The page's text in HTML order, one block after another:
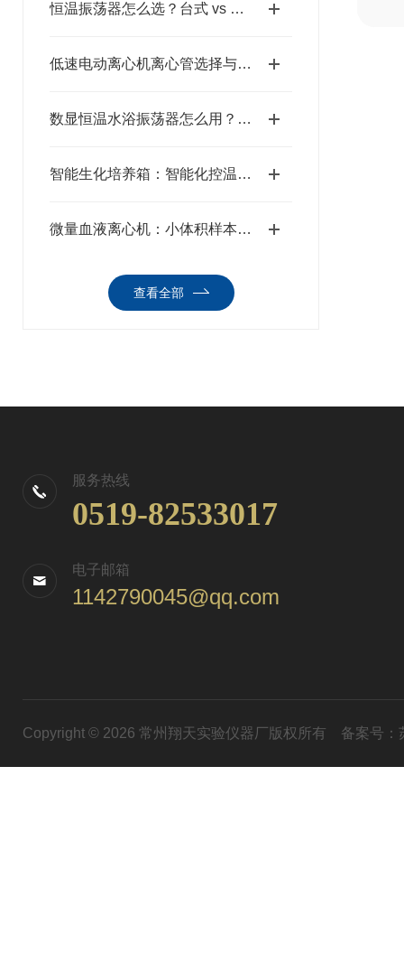
恒温振荡器怎么选？台式 vs 立式，气浴 vs 水浴，看完这篇不再纠结
低速电动离心机离心管选择与样品分离效率优化
数显恒温水浴振荡器怎么用？从开机设置到关机完整操作步骤
智能生化培养箱：智能化控温控湿与微生物培养解决方案
微量血液离心机：小体积样本分离解决方案
查看全部
服务热线
0519-82533017
电子邮箱
1142790045@qq.com
Copyright © 2026 常州翔天实验仪器厂版权所有 备案号：